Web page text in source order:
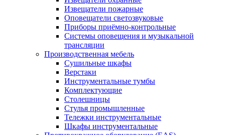
Извещатели пожарные
Оповещатели светозвуковые
Приборы приёмно-контрольные
Системы оповещения и музыкальной
трансляции
Производственная мебель
Cушильные шкафы
Верстаки
Инструментальные тумбы
Комплектующие
Столешницы
Стулья промышленные
Тележки инструментальные
Шкафы инструментальные